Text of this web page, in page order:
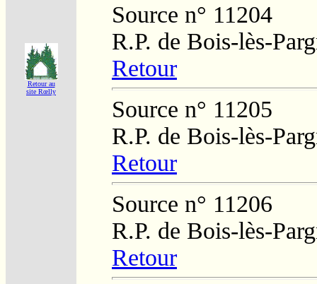
Retour au
site Rœlly
Source n° 11204
R.P. de Bois-lès-
Retour
Source n° 11205
R.P. de Bois-lès-
Retour
Source n° 11206
R.P. de Bois-lès-
Retour